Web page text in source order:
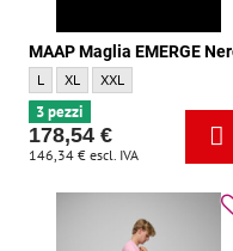
MAAP Maglia EMERGE
MAAP Maglia EMERGE Nero -
L MAAP Maglia EMERGE Nero
XL MAAP Maglia
XXL
3 pezzi
178,54 €
146,34 € escl. IVA